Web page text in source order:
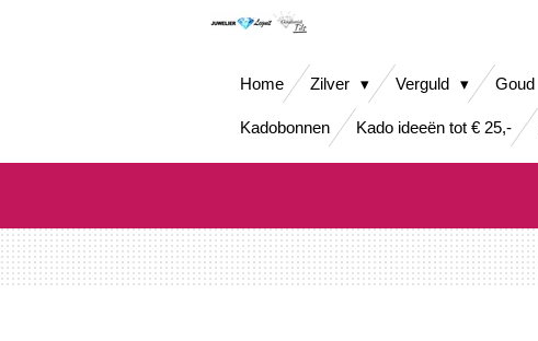
Home Zilver Verguld Goud
Kadobonnen Kado ideeën tot € 25,-